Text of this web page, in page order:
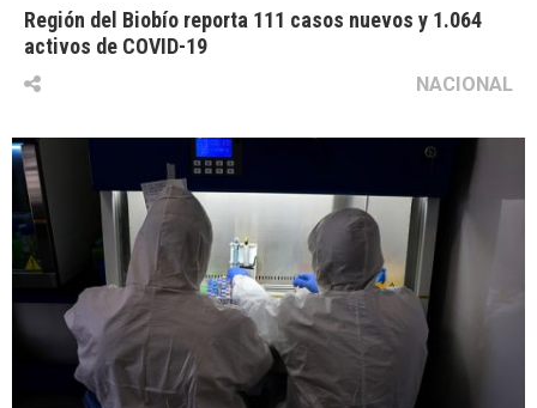
Región del Biobío reporta 111 casos nuevos y 1.064
activos de COVID-19
NACIONAL